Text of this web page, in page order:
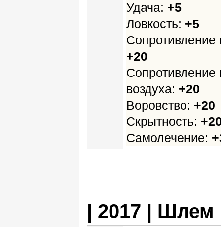
Удача: +5
Ловкость: +5
Сопротивление
+20
Сопротивление
воздуха: +20
Воровство: +20
Скрытность:
Самолечение:
| 2017 | Шлем